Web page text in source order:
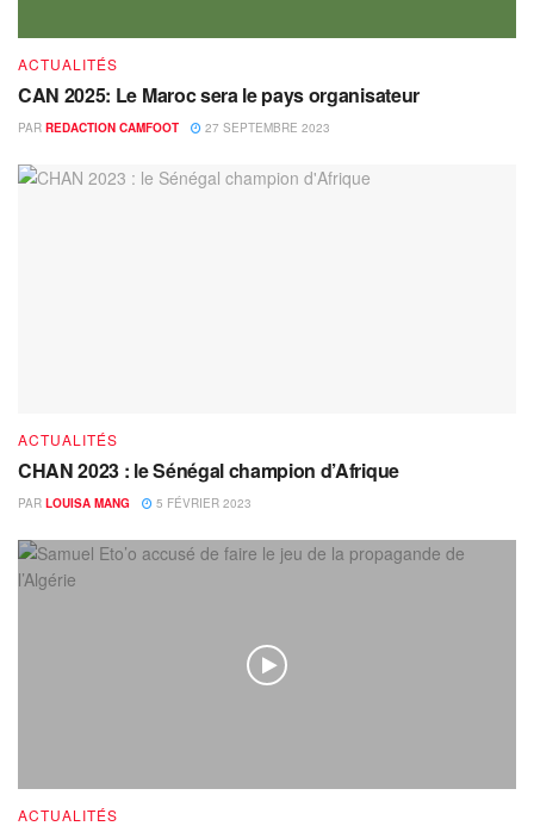
ACTUALITÉS
CAN 2025: Le Maroc sera le pays organisateur
PAR REDACTION CAMFOOT 27 SEPTEMBRE 2023
ACTUALITÉS
CHAN 2023 : le Sénégal champion d’Afrique
PAR LOUISA MANG 5 FÉVRIER 2023
ACTUALITÉS